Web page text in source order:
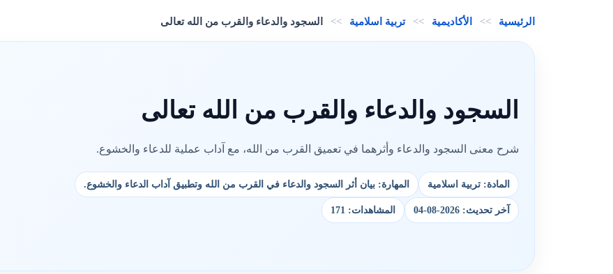
الرئيسية >> الأكاديمية >> تربية اسلامية >> السجود والدعاء والقرب من الله تعالى
السجود والدعاء والقرب من الله تعالى
شرح معنى السجود والدعاء وأثرهما في تعميق القرب من الله، مع آداب عملية للدعاء والخشوع.
المادة: تربية اسلامية المهارة: بيان أثر السجود والدعاء في القرب من الله وتطبيق آداب الدعاء والخشوع.
آخر تحديث: 2026-08-04 المشاهدات: 171